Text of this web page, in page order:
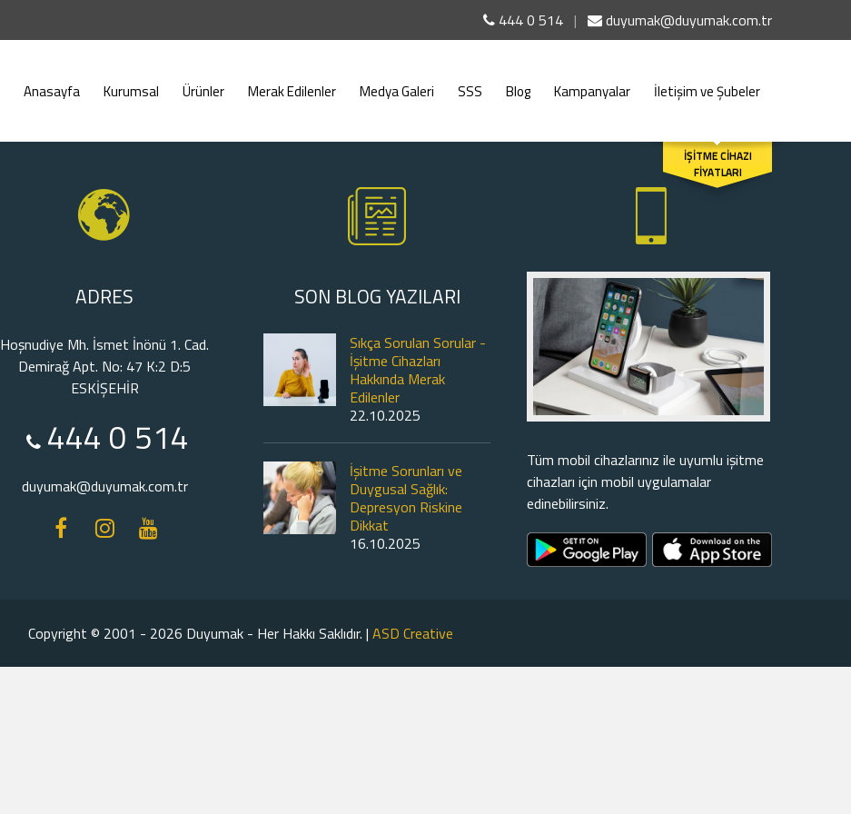
444 0 514 | duyumak@duyumak.com.tr
Anasayfa Kurumsal Ürünler Merak Edilenler Medya Galeri SSS Blog Kampanyalar İletişim ve Şubeler
ARA
İŞİTME CİHAZI
FİYATLARI
ADRES
Hoşnudiye Mh. İsmet İnönü 1. Cad.
Demirağ Apt. No: 47 K:2 D:5
ESKİŞEHİR
444 0 514
duyumak@duyumak.com.tr
SON BLOG YAZILARI
Sıkça Sorulan Sorular -
İşitme Cihazları
Hakkında Merak
Edilenler
22.10.2025
İşitme Sorunları ve
Duygusal Sağlık:
Depresyon Riskine
Dikkat
16.10.2025
Tüm mobil cihazlarınız ile uyumlu işitme
cihazları için mobil uygulamalar
edinebilirsiniz.
Copyright © 2001 - 2026 Duyumak - Her Hakkı Saklıdır. | ASD Creative